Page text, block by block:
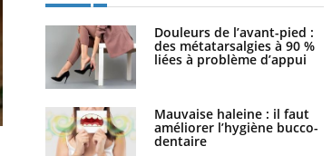
Régimes cétogènes : un risque de
Douleurs de l’avant-pied :
des métatarsalgies à 90 %
liées à problème d’appui
Mauvaise haleine : il faut
améliorer l’hygiène bucco-
dentaire